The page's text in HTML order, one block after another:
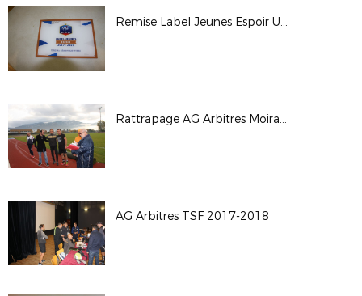
Remise Label Jeunes Espoir US CORBELIN
Rattrapage AG Arbitres Moirans 2017-2018
AG Arbitres TSF 2017-2018